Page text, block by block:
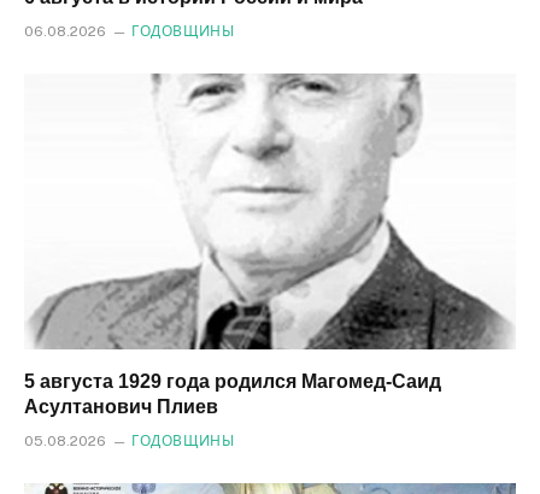
06.08.2026 ГОДОВЩИНЫ
5 августа 1929 года родился Магомед‑Саид
Асултанович Плиев
05.08.2026 ГОДОВЩИНЫ